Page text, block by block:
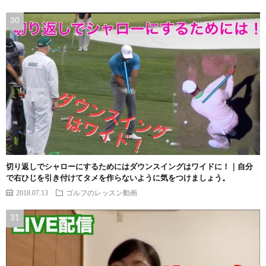
切り返しでシャローにするためにはダウンスイングはワイドに！｜自分
で右ひじを引き付けてタメを作らないように気をつけましょう。
2018.07.13 ゴルフのレッスン動画